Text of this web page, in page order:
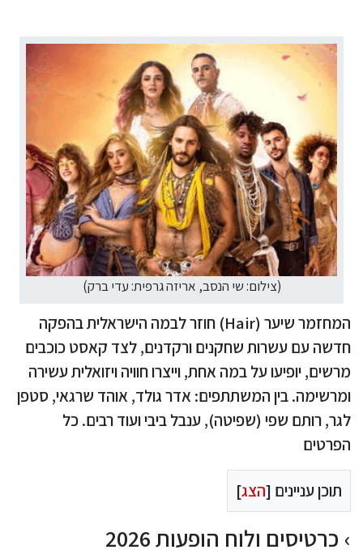
(צילום: שי הנסב, אריזה גרפית: עדי ברק)
המחזמר שיער (Hair) חוזר לבמה הישראלית בהפקה
חדשה עם עשרות שחקנים ורקדנים, לצד קאסט כוכבים
מרשים, יופיעו על במה אחת, וייצרו חוויה ויזואלית עשירה
ומרשימה. בין המשתתפים: אדר גולד, אוהד שרגאי, סטפן
לגר, רותם שפי (שפיטה), ענבל ביבי ועוד רבים. כל
הפרטים
תוכן עניינים [הצג]
כרטיסים ולוח הופעות 2026